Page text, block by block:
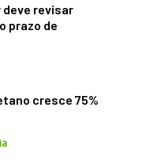
deve revisar
prazo de
cresce 75%